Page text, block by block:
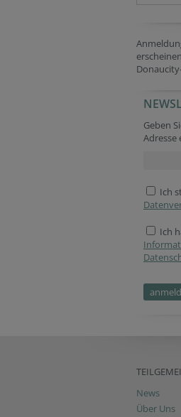
Geben
Adresse
Ich
Ich
News
Über Uns